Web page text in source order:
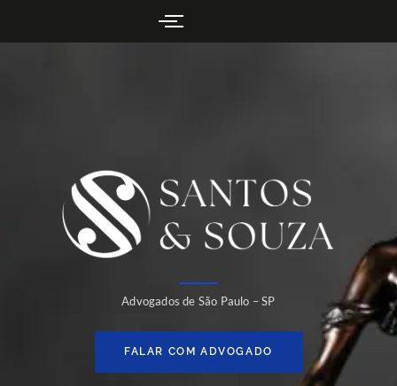
Advogados de São Paulo – SP
FALAR COM ADVOGADO